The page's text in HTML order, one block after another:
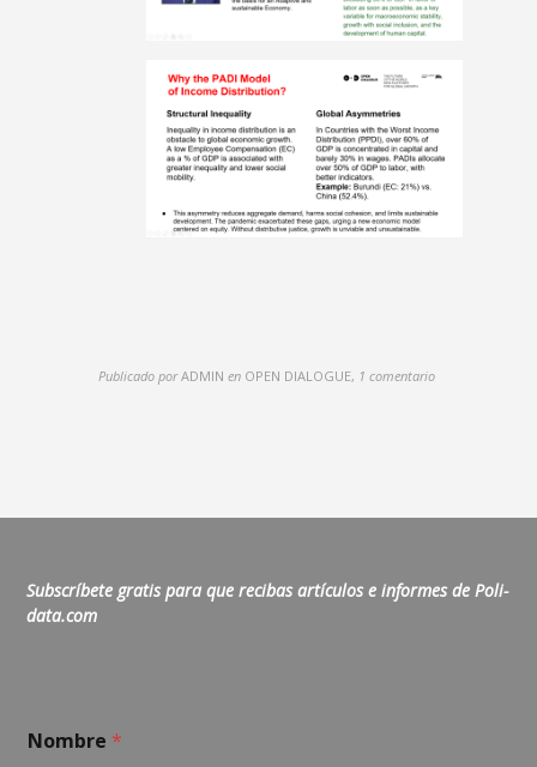
Publicado por ADMIN en OPEN DIALOGUE, 1 comentario
Subscríbete gratis para que recibas artículos e informes de Poli-
data.com
o
Nombre *